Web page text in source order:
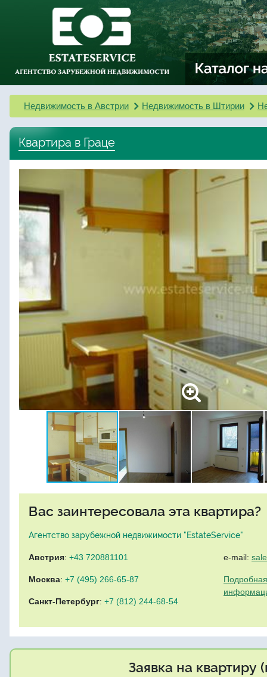
Недвижимость в Австрии Недвижимость в Штирии
Квартира в Граце
Вас заинтересовала эта квартира?
Агентство зарубежной недвижимости "EstateService"
Австрия: +43 720881101
Москва: +7 (495) 266-65-87
Санкт-Петербург: +7 (812) 244-68-54
e-mail:
Заявка на квартиру